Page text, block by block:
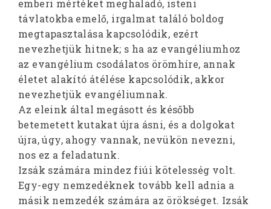
emberi mértéket meghaladó, isteni
távlatokba emelő, irgalmat találó boldog
megtapasztalása kapcsolódik, ezért
nevezhetjük hitnek; s ha az evangéliumhoz
az evangélium csodálatos örömhíre, annak
életet alakító átélése kapcsolódik, akkor
nevezhetjük evangéliumnak.
Az eleink által megásott és később
betemetett kutakat újra ásni, és a dolgokat
újra, úgy, ahogy vannak, nevükön nevezni,
nos ez a feladatunk.
Izsák számára mindez fiúi kötelesség volt.
Egy-egy nemzedéknek tovább kell adnia a
másik nemzedék számára az örökséget. Izsák